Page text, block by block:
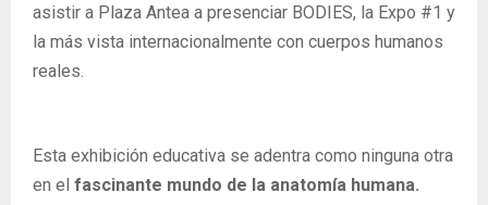
asistir a Plaza Antea a presenciar BODIES, la Expo #1 y
la más vista internacionalmente con cuerpos humanos
reales.
Esta exhibición educativa se adentra como ninguna otra
en el fascinante mundo de la anatomía humana.